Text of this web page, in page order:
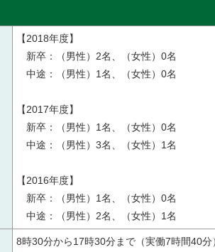
【2018年度】
新卒：（男性）2名、（女性）0名
中途：（男性）1名、（女性）0名
【2017年度】
新卒：（男性）1名、（女性）0名
中途：（男性）3名、（女性）1名
【2016年度】
新卒：（男性）1名、（女性）0名
中途：（男性）2名、（女性）1名
8時30分から17時30分まで（実働7時間40分